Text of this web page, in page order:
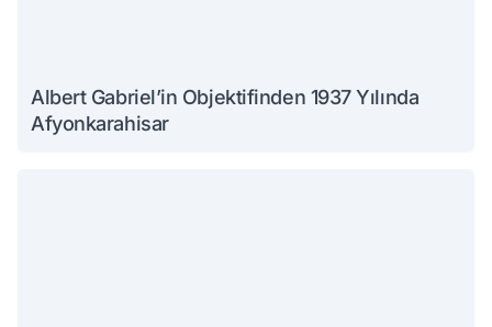
Albert Gabriel’in Objektifinden 1937 Yılında
Afyonkarahisar